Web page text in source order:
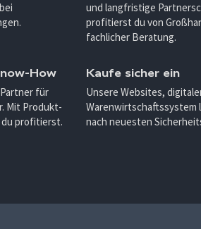
und langfristige
profitierst du von
fachlicher Beratung.
How
für
Mit Produkt-
du profitierst.
Kaufe sicher ein
Unsere Websites,
Warenwirtschaftssystem
nach neuesten